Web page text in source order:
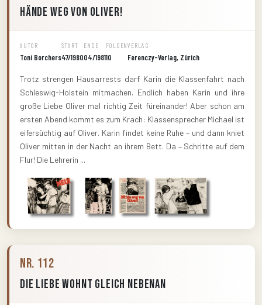
Hände weg von Oliver!
AUTOR
Toni Borchers
START
47/1980
ENDE
04/1981
FOLGEN
10
VERLAG
Ferenczy-Verlag, Zürich
Trotz strengen Hausarrests darf Karin die Klassenfahrt nach
Schleswig-Holstein mitmachen. Endlich haben Karin und ihre
große Liebe Oliver mal richtig Zeit füreinander! Aber schon am
ersten Abend kommt es zum Krach: Klassensprecher Michael ist
eifersüchtig auf Oliver. Karin findet keine Ruhe – und dann kniet
Oliver mitten in der Nacht an ihrem Bett. Da – Schritte auf dem
Flur! Die Lehrerin ...
Nr. 112
Die Liebe wohnt gleich nebenan